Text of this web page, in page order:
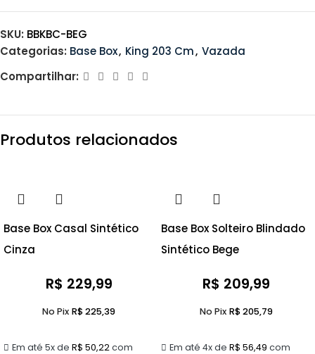
SKU: BBKBC-BEG
Categorias: Base Box, King 203 Cm, Vazada
Compartilhar:
Produtos relacionados
Base Box Casal Sintético
Cinza
R$ 229,99
Em até 5x de R$ 50,22com
No Pix R$225,39
Base Box Solteiro Blindado
Sintético Bege
R$ 209,99
Em até 4x de R$ 56,49 com
No Pix R$205,79